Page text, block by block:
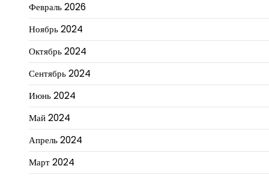
Февраль 2026
Ноябрь 2024
Октябрь 2024
Сентябрь 2024
Июнь 2024
Май 2024
Апрель 2024
Март 2024